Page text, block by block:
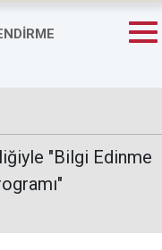
"Bilgi Edinme